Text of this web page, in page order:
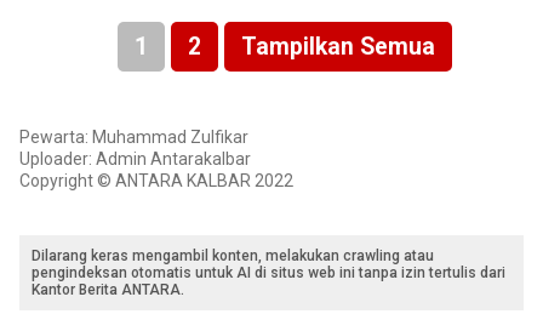
1 2 Tampilkan Semua
Pewarta: Muhammad Zulfikar
Uploader: Admin Antarakalbar
Copyright © ANTARA KALBAR 2022
Dilarang keras mengambil konten, melakukan crawling atau
pengindeksan otomatis untuk AI di situs web ini tanpa izin tertulis dari
Kantor Berita ANTARA.